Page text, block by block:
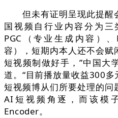
但未有证明呈现此提醒
国视频自行业内容分为三
PGC（专业生成内容）
容），短期内本人还不会
短视频制做好手，”中国大
道。“目前播放量收益300
短视频博从们所要处理的问
AI短视频角逐，而该模
Encoder。